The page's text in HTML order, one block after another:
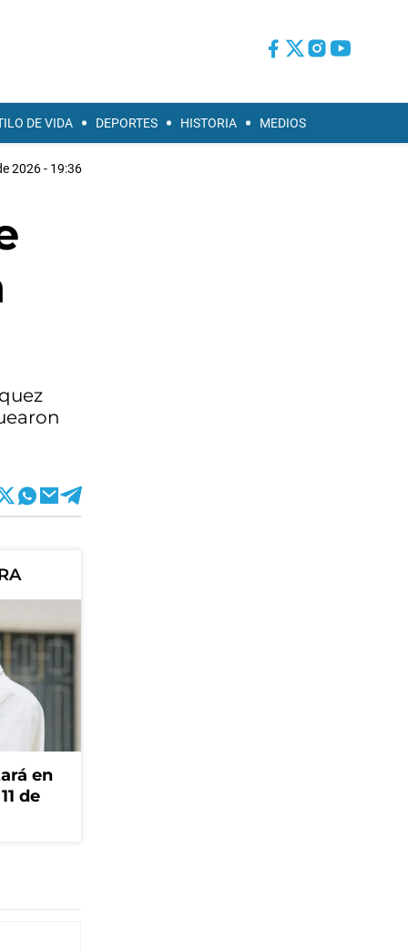
DE VIDA DEPORTES HISTORIA MEDIOS
2026 - 19:36
en
de